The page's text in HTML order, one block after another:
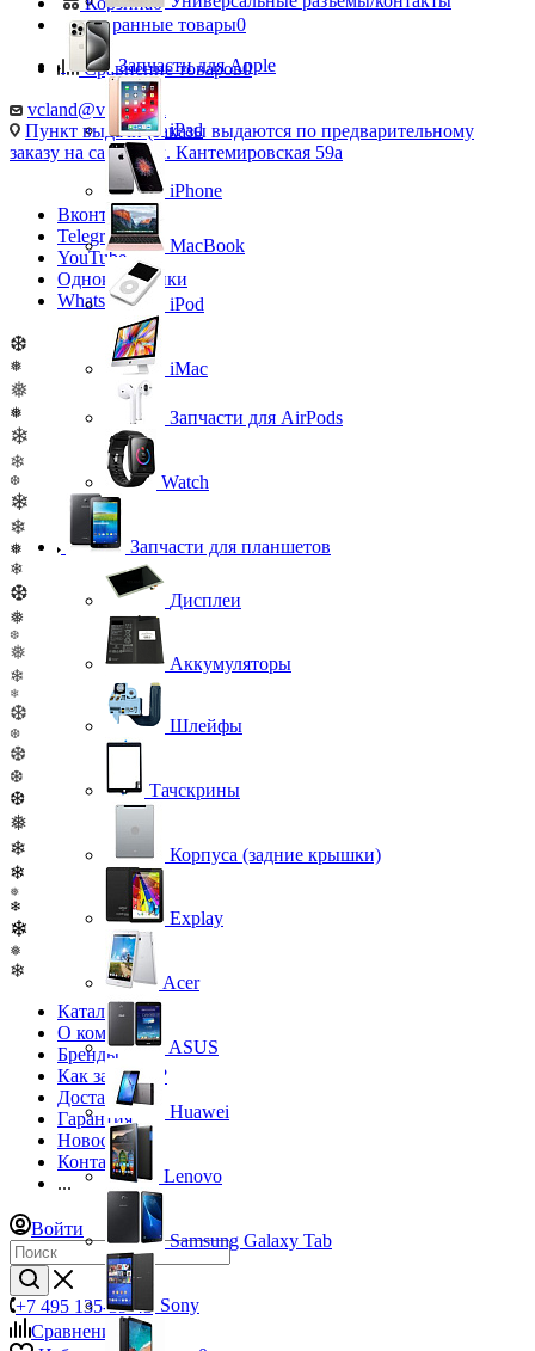
Избранные товары0
Сравнение товаров0
vcland@vcland.ru
Пункт выдачи (заказы выдаются по предварительному
заказу на сайте), ул. Кантемировская 59а
Вконтакте
Telegram
YouTube
Одноклассники
WhatsApp
❆
❅
❅
❅
❄
❄
❆
❄
❄
❅
❄
❆
❅
❆
❅
❄
❄
❆
❆
❆
❆
❆
❅
❄
❄
❅
❄
❄
❅
❄
Каталог
О компании
Бренды
Как заказать?
Доставка
Гарантия
Новости
Контакты
...
Войти
+7 495 135-39-43
Сравнение
0
Запчасти для Apple
iPad
iPhone
MacBook
iPod
iMac
Запчасти для AirPods
Watch
Запчасти для планшетов
Дисплеи
Аккумуляторы
Шлейфы
Тачскрины
Корпуса (задние крышки)
Explay
Acer
ASUS
Huawei
Lenovo
Samsung Galaxy Tab
Sony